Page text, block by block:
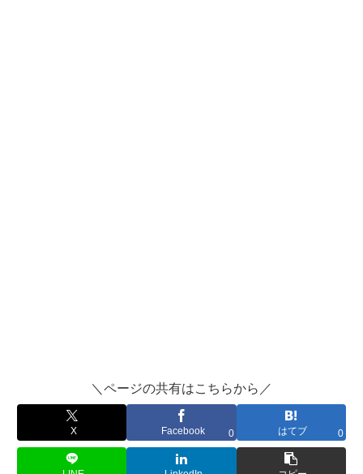
＼ページの共有はこちらから／
X Facebook 0 はてブ 0